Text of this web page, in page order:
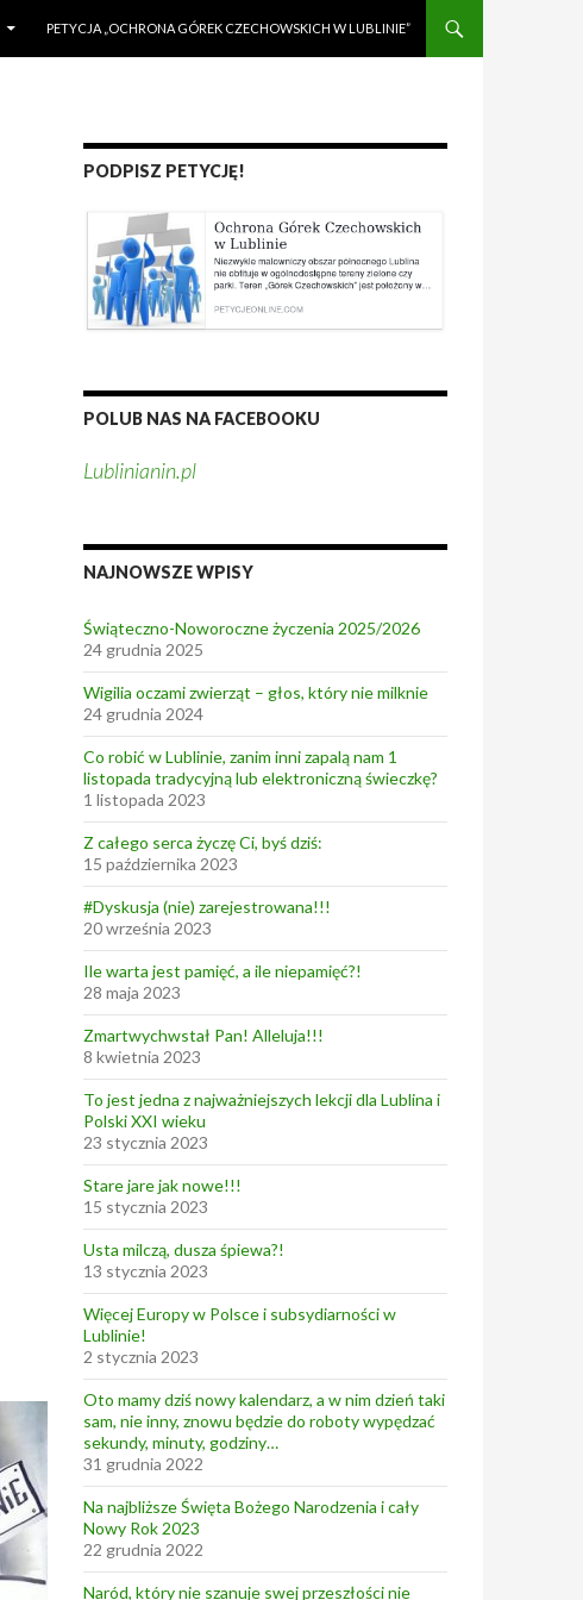
PETYCJA „OCHRONA GÓREK CZECHOWSKICH W LUBLINIE”
PODPISZ PETYCJĘ!
POLUB NAS NA FACEBOOKU
Lublinianin.pl
NAJNOWSZE WPISY
Świąteczno-Noworoczne życzenia 2025/2026
24 grudnia 2025
Wigilia oczami zwierząt – głos, który nie milknie
24 grudnia 2024
Co robić w Lublinie, zanim inni zapalą nam 1
listopada tradycyjną lub elektroniczną świeczkę?
1 listopada 2023
Z całego serca życzę Ci, byś dziś:
15 października 2023
#Dyskusja (nie) zarejestrowana!!!
20 września 2023
Ile warta jest pamięć, a ile niepamięć?!
28 maja 2023
Zmartwychwstał Pan! Alleluja!!!
8 kwietnia 2023
To jest jedna z najważniejszych lekcji dla Lublina i
Polski XXI wieku
23 stycznia 2023
Stare jare jak nowe!!!
15 stycznia 2023
Usta milczą, dusza śpiewa?!
13 stycznia 2023
Więcej Europy w Polsce i subsydiarności w
Lublinie!
2 stycznia 2023
Oto mamy dziś nowy kalendarz, a w nim dzień taki
sam, nie inny, znowu będzie do roboty wypędzać
sekundy, minuty, godziny…
31 grudnia 2022
Na najbliższe Święta Bożego Narodzenia i cały
Nowy Rok 2023
22 grudnia 2022
Naród, który nie szanuje swej przeszłości nie